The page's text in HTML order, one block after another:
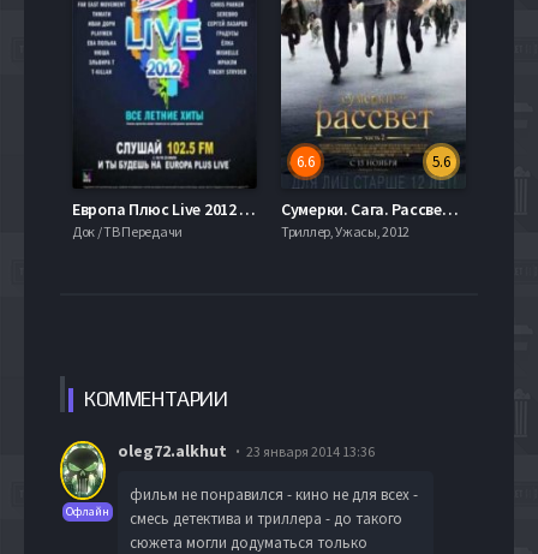
Европа Плюс Live 2012 (2012)
Док / ТВ Передачи
5.6
6.6
Сумерки. Сага. Рассвет: Часть 2 (2012)
Триллер, Ужасы, 2012
КОММЕНТАРИИ
Офлайн
oleg72.alkhut 23 января 2014 13:36
фильм не понравился - кино не для всех -
смесь детектива и триллера - до такого
сюжета могли додуматься только